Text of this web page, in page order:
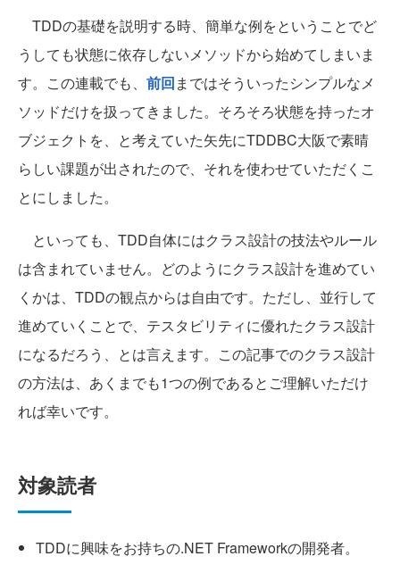
TDDの基礎を説明する時、簡単な例をということでど
うしても状態に依存しないメソッドから始めてしまいま
す。この連載でも、 前回まではそういったシンプルなメ
ソッドだけを扱ってきました。そろそろ状態を持ったオ
ブジェクトを、と考えていた矢先にTDDBC大阪で素晴
らしい課題が出されたので、それを使わせていただくこ
とにしました。
といっても、TDD自体にはクラス設計の技法やルール
は含まれていません。どのようにクラス設計を進めてい
くかは、TDDの観点からは自由です。ただし、並行して
進めていくことで、テスタビリティに優れたクラス設計
になるだろう、とは言えます。この記事でのクラス設計
の方法は、あくまでも1つの例であるとご理解いただけ
れば幸いです。
対象読者
TDDに興味をお持ちの.NET Frameworkの開発者。